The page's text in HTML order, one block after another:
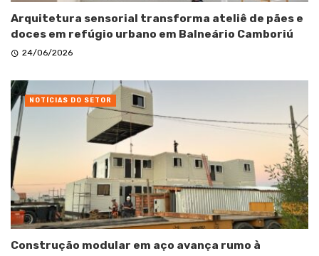
Arquitetura sensorial transforma ateliê de pães e
doces em refúgio urbano em Balneário Camboriú
24/06/2026
Construção modular em aço avança rumo à
NOTÍCIAS DO SETOR